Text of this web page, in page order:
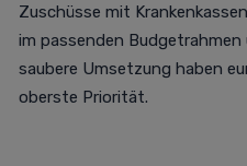
Zuschüsse mit
im passenden Budgetrahmen
saubere Umsetzung haben
oberste Priorität.